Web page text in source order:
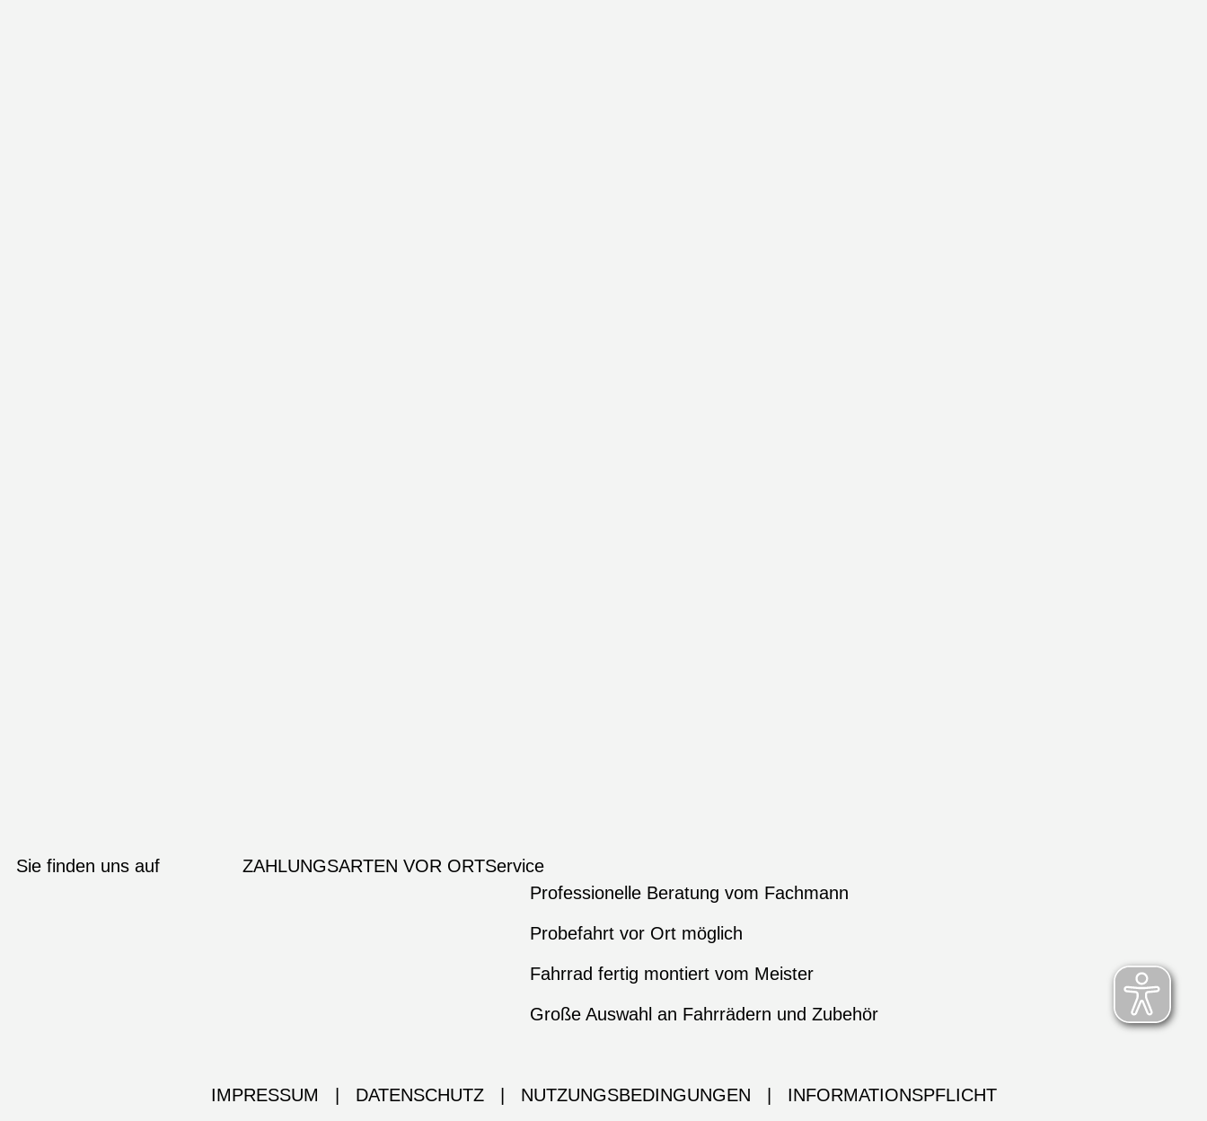
Sie finden uns auf ZAHLUNGSARTEN VOR ORTService
Professionelle Beratung vom Fachmann
Probefahrt vor Ort möglich
Fahrrad fertig montiert vom Meister
Große Auswahl an Fahrrädern und Zubehör
IMPRESSUM DATENSCHUTZ NUTZUNGSBEDINGUNGEN INFORMATIONSPFLICHT